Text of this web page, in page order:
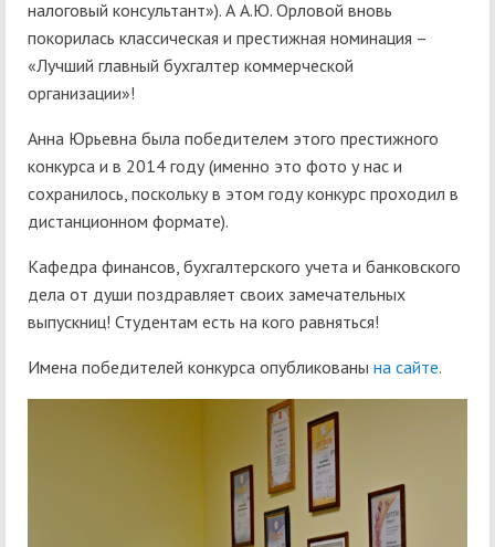
налоговый консультант»). А А.Ю. Орловой вновь
покорилась классическая и престижная номинация –
«Лучший главный бухгалтер коммерческой
организации»!
Анна Юрьевна была победителем этого престижного
конкурса и в 2014 году (именно это фото у нас и
сохранилось, поскольку в этом году конкурс проходил в
дистанционном формате).
Кафедра финансов, бухгалтерского учета и банковского
дела от души поздравляет своих замечательных
выпускниц! Студентам есть на кого равняться!
Имена победителей конкурса опубликованы на сайте.